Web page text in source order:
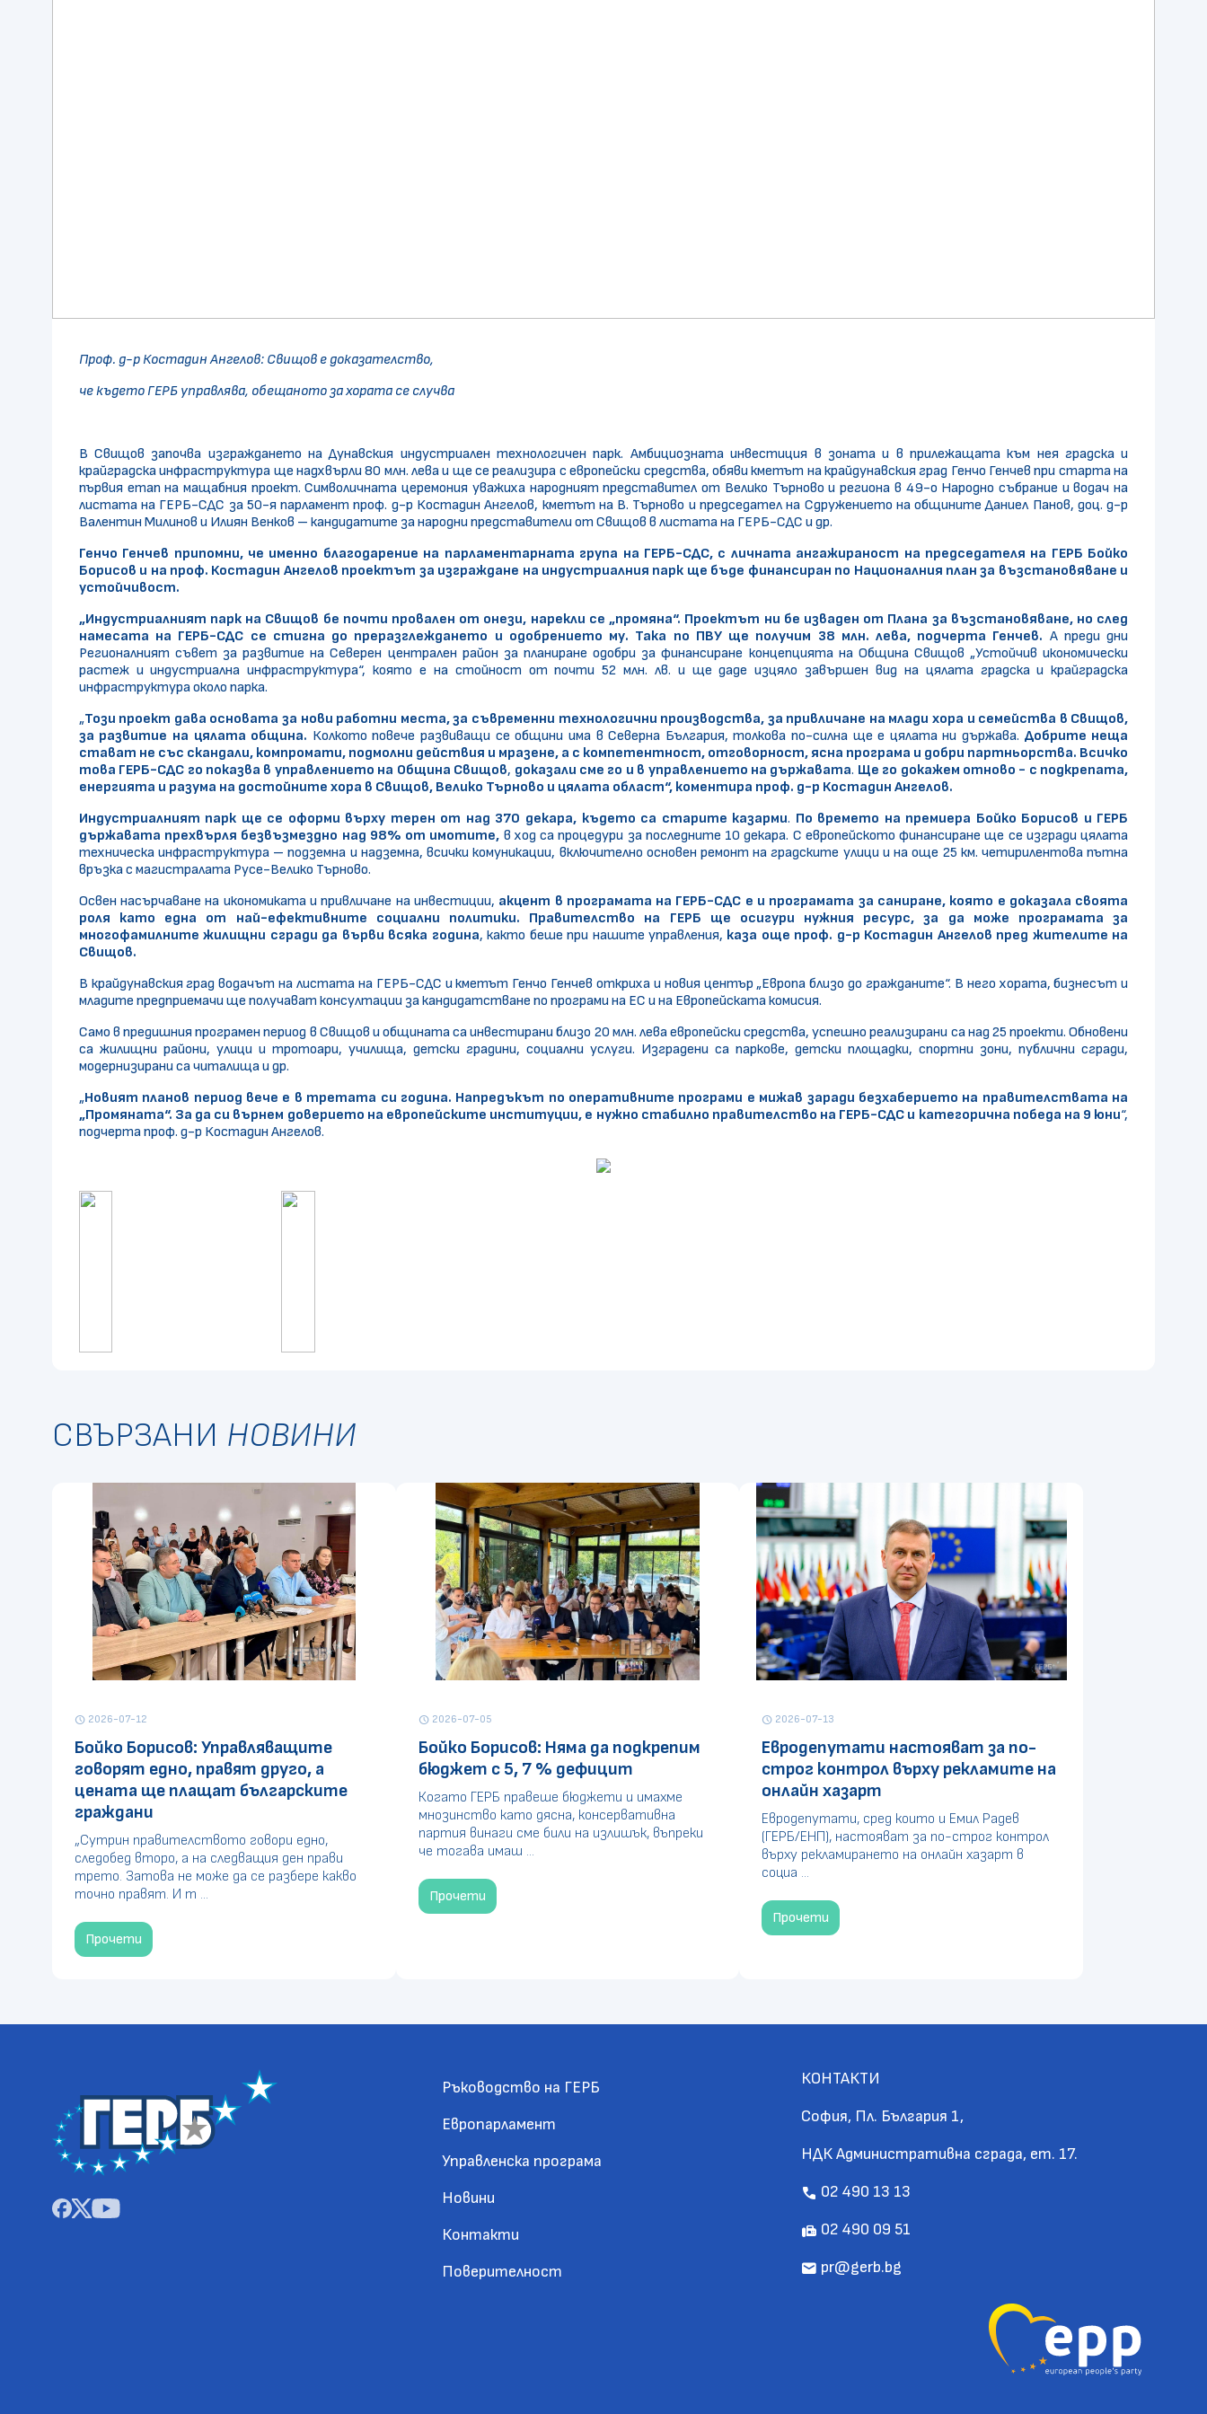
Проф. д-р Костадин Ангелов: Свищов е доказателство,
че където ГЕРБ управлява, обещаното за хората се случва
В Свищов започва изграждането на Дунавския индустриален технологичен парк. Амбициозната инвестиция в зоната и в прилежащата към нея градска и
крайградска инфраструктура ще надхвърли 80 млн. лева и ще се реализира с европейски средства, обяви кметът на крайдунавския град Генчо Генчев при старта на
първия етап на мащабния проект. Символичната церемония уважиха народният представител от Велико Търново и региона в 49-о Народно събрание и водач на
листата на ГЕРБ-СДС за 50-я парламент проф. д-р Костадин Ангелов, кметът на В. Търново и председател на Сдружението на общините Даниел Панов, доц. д-р
Валентин Милинов и Илиян Венков – кандидатите за народни представители от Свищов в листата на ГЕРБ-СДС и др.
Генчо Генчев припомни, че именно благодарение на парламентарната група на ГЕРБ-СДС, с личната ангажираност на председателя на ГЕРБ Бойко
Борисов и на проф. Костадин Ангелов проектът за изграждане на индустриалния парк ще бъде финансиран по Националния план за възстановяване и
устойчивост.
„Индустриалният парк на Свищов бе почти провален от онези, нарекли се „промяна“. Проектът ни бе изваден от Плана за възстановяване, но след
намесата на ГЕРБ-СДС се стигна до преразглеждането и одобрението му. Така по ПВУ ще получим 38 млн. лева, подчерта Генчев. А преди дни
Регионалният съвет за развитие на Северен централен район за планиране одобри за финансиране концепцията на Община Свищов „Устойчив икономически
растеж и индустриална инфраструктура“, която е на стойност от почти 52 млн. лв. и ще даде изцяло завършен вид на цялата градска и крайградска
инфраструктура около парка.
„Този проект дава основата за нови работни места, за съвременни технологични производства, за привличане на млади хора и семейства в Свищов,
за развитие на цялата община. Колкото повече развиващи се общини има в Северна България, толкова по-силна ще е цялата ни държава. Добрите неща
стават не със скандали, компромати, подмолни действия и мразене, а с компетентност, отговорност, ясна програма и добри партньорства. Всичко
това ГЕРБ-СДС го показва в управлението на Община Свищов, доказали сме го и в управлението на държавата. Ще го докажем отново - с подкрепата,
енергията и разума на достойните хора в Свищов, Велико Търново и цялата област“, коментира проф. д-р Костадин Ангелов.
Индустриалният парк ще се оформи върху терен от над 370 декара, където са старите казарми. По времето на премиера Бойко Борисов и ГЕРБ
държавата прехвърля безвъзмездно над 98% от имотите, в ход са процедури за последните 10 декара. С европейското финансиране ще се изгради цялата
техническа инфраструктура – подземна и надземна, всички комуникации, включително основен ремонт на градските улици и на още 25 км. четирилентова пътна
връзка с магистралата Русе-Велико Търново.
Освен насърчаване на икономиката и привличане на инвестиции, акцент в програмата на ГЕРБ-СДС е и програмата за саниране, която е доказала своята
роля като една от най-ефективните социални политики. Правителство на ГЕРБ ще осигури нужния ресурс, за да може програмата за
многофамилните жилищни сгради да върви всяка година, както беше при нашите управления, каза още проф. д-р Костадин Ангелов пред жителите на
Свищов.
В крайдунавския град водачът на листата на ГЕРБ-СДС и кметът Генчо Генчев откриха и новия център „Европа близо до гражданите“. В него хората, бизнесът и
младите предприемачи ще получават консултации за кандидатстване по програми на ЕС и на Европейската комисия.
Само в предишния програмен период в Свищов и общината са инвестирани близо 20 млн. лева европейски средства, успешно реализирани са над 25 проекти. Обновени
са жилищни райони, улици и тротоари, училища, детски градини, социални услуги. Изградени са паркове, детски площадки, спортни зони, публични сгради,
модернизирани са читалища и др.
„Новият планов период вече е в третата си година. Напредъкът по оперативните програми е мижав заради безхаберието на правителствата на
„Промяната“. За да си върнем доверието на европейските институции, е нужно стабилно правителство на ГЕРБ-СДС и категорична победа на 9 юни“,
подчерта проф. д-р Костадин Ангелов.
СВЪРЗАНИ НОВИНИ
schedule2026-07-12
Бойко Борисов: Управляващите
говорят едно, правят друго, а
цената ще плащат българските
граждани
„Сутрин правителството говори едно,
следобед второ, а на следващия ден прави
трето. Затова не може да се разбере какво
точно правят. И т ...
Прочети
schedule2026-07-05
Бойко Борисов: Няма да подкрепим
бюджет с 5, 7 % дефицит
Когато ГЕРБ правеше бюджети и имахме
мнозинство като дясна, консервативна
партия винаги сме били на излишък, въпреки
че тогава имаш ...
Прочети
schedule 2026-07-13
Евродепутати настояват за по-
строг контрол върху рекламите на
онлайн хазарт
Евродепутати, сред които и Емил Радев
(ГЕРБ/ЕНП), настояват за по-строг контрол
върху рекламирането на онлайн хазарт в
социа ...
Прочети
Ръководство на ГЕРБ
Европарламент
Управленска програма
Новини
Контакти
Поверителност
КОНТАКТИ
София, Пл. България 1,
НДК Административна сграда, ет. 17.
call 02 490 13 13
fax 02 490 09 51
mail pr@gerb.bg